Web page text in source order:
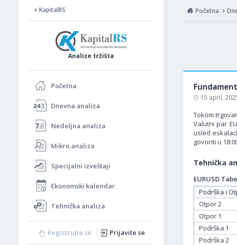
KapitalRS
Analize tržišta
Početna
Dnevna analiza
Nedeljna analiza
Mikro analiza
Specijalni izveštaji
Ekonomski kalendar
Tehnička analiza
Registrujte se Prijavite se
Početna
15 april,
Tokom
Valutni par
usled
govoriti u
Tehnička
EURUSD
Podrška i
Otpor 2
Otpor 1
Podrška 1
Podrška 2